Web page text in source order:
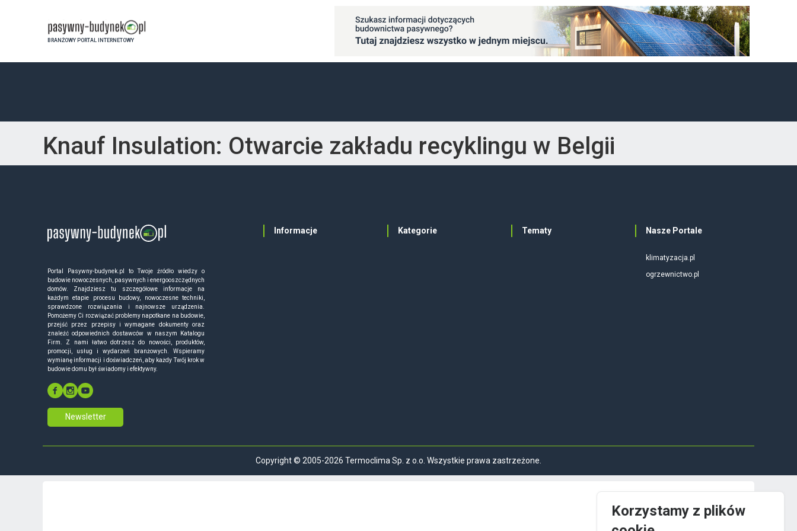
BRANŻOWY PORTAL INTERNETOWY
Knauf Insulation: Otwarcie zakładu recyklingu w Belgii
Portal Pasywny-budynek.pl to Twoje źródło wiedzy o
budowie nowoczesnych, pasywnych i energooszczędnych
domów. Znajdziesz tu szczegółowe informacje na
każdym etapie procesu budowy, nowoczesne techniki,
sprawdzone rozwiązania i najnowsze urządzenia.
Pomożemy Ci rozwiązać problemy napotkane na budowie,
przejść przez przepisy i wymagane dokumenty oraz
znaleźć odpowiednich dostawców w naszym Katalogu
Firm. Z nami łatwo dotrzesz do nowości, produktów,
promocji, usług i wydarzeń branżowych. Wspieramy
wymianę informacji i doświadczeń, aby każdy Twój krok w
budowie domu był świadomy i efektywny.
Newsletter
Informacje Kategorie Tematy Nasze Portale
klimatyzacja.pl
ogrzewnictwo.pl
Copyright © 2005-2026 Termoclima Sp. z o.o. Wszystkie prawa zastrzeżone.
Korzystamy z plików